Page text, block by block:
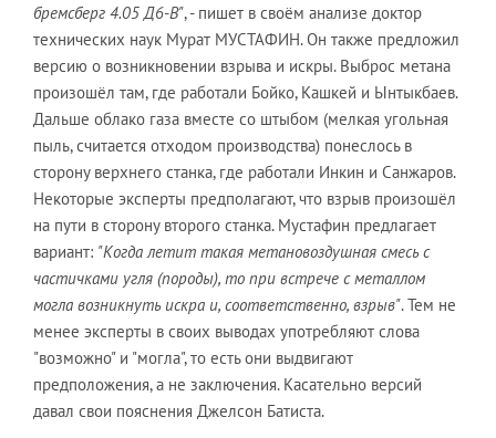
бремсберг 4.05 Д6-В", - пишет в своём анализе доктор
технических наук Мурат МУСТАФИН. Он также предложил
версию о возникновении взрыва и искры. Выброс метана
произошёл там, где работали Бойко, Кашкей и Ынтыкбаев.
Дальше облако газа вместе со штыбом (мелкая угольная
пыль, считается отходом производства) понеслось в
сторону верхнего станка, где работали Инкин и Санжаров.
Некоторые эксперты предполагают, что взрыв произошёл
на пути в сторону второго станка. Мустафин предлагает
вариант: "Когда летит такая метановоздушная смесь с
частичками угля (породы), то при встрече с металлом
могла возникнуть искра и, соответственно, взрыв". Тем не
менее эксперты в своих выводах употребляют слова
"возможно" и "могла", то есть они выдвигают
предположения, а не заключения. Касательно версий
давал свои пояснения Джелсон Батиста.